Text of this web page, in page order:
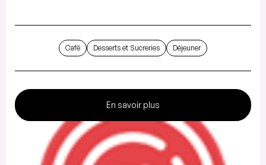
Café Desserts et Sucreries Déjeuner
En savoir plus